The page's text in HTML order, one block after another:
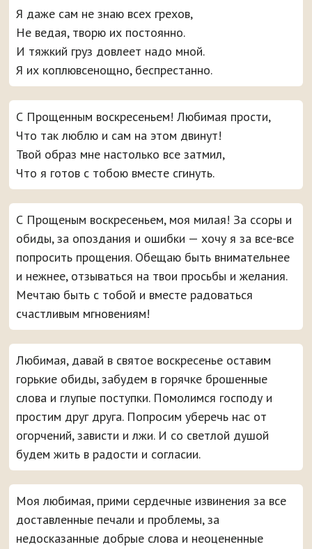
Я даже сам не знаю всех грехов,
Не ведая, творю их постоянно.
И тяжкий груз довлеет надо мной.
Я их коплювсенощно, беспрестанно.
С Прощенным воскресеньем! Любимая прости,
Что так люблю и сам на этом двинут!
Твой образ мне настолько все затмил,
Что я готов с тобою вместе сгинуть.
С Прощеным воскресеньем, моя милая! За ссоры и
обиды, за опоздания и ошибки — хочу я за все-все
попросить прощения. Обещаю быть внимательнее
и нежнее, отзываться на твои просьбы и желания.
Мечтаю быть с тобой и вместе радоваться
счастливым мгновениям!
Любимая, давай в святое воскресенье оставим
горькие обиды, забудем в горячке брошенные
слова и глупые поступки. Помолимся господу и
простим друг друга. Попросим уберечь нас от
огорчений, зависти и лжи. И со светлой душой
будем жить в радости и согласии.
Моя любимая, прими сердечные извинения за все
доставленные печали и проблемы, за
недосказанные добрые слова и неоцененные